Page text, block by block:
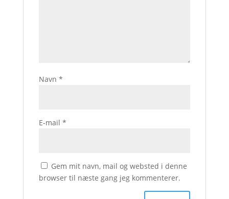
Navn *
E-mail *
Gem mit navn, mail og websted i denne
browser til næste gang jeg kommenterer.